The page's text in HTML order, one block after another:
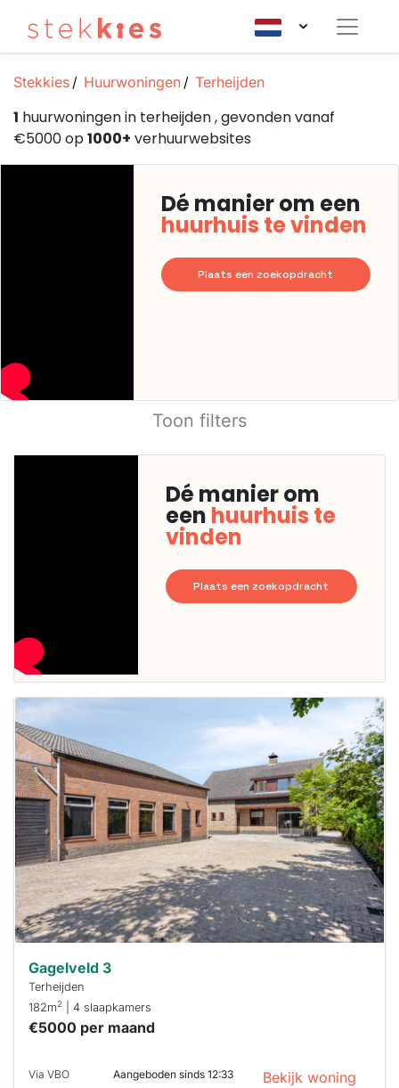
Stekkies Huurwoningen Terheijden
1 huurwoningen in terheijden , gevonden vanaf
€5000 op1000+ verhuurwebsites
Dé manier om een
huurhuis te vinden
Plaats een zoekopdracht
Toon filters
Dé manier om
een huurhuis te
vinden
Plaats een zoekopdracht
is
waarschijnlijk
al verhuurd
Om kans te
maken moet je
binnen 15
minuten
reageren.
Stekkies helpt
je hierbij!
Gagelveld 3
Terheijden
182m2 | 4 slaapkamers
€5000 per maand
Via VBO Aangeboden sinds 12:33 Bekijk woning